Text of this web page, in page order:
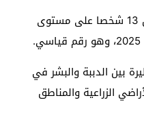
ووفقا لإحصاءات وزارة البيئة، قُتل 13 شخصا على مستوى
بين الدببة والبشر في
الزراعية والمناطق